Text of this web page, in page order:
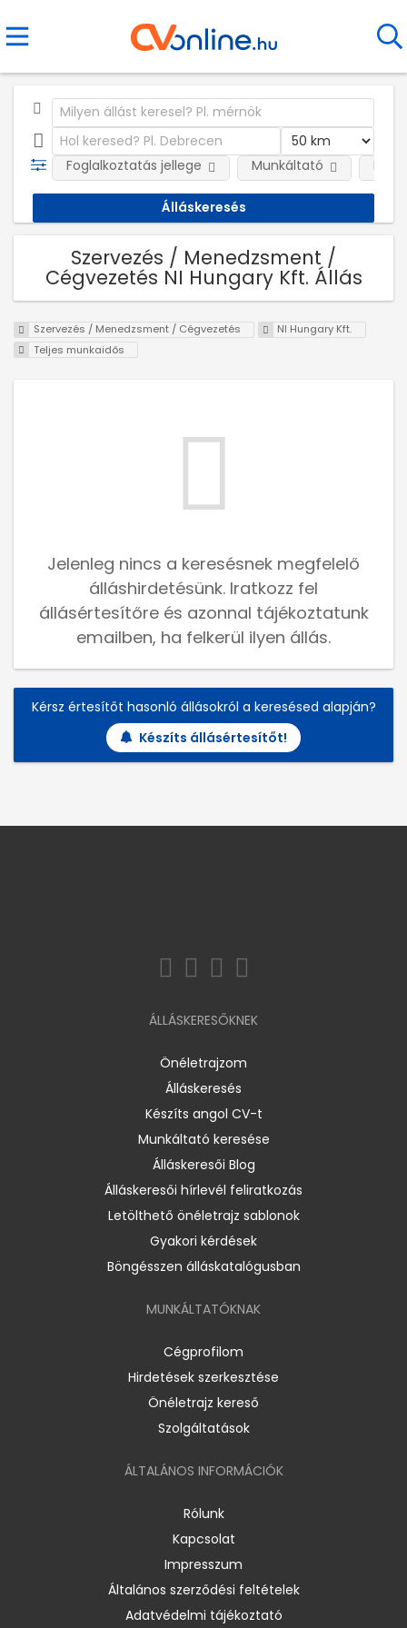
Foglalkoztatás jellege Munkáltató
Szervezés / Menedzsment /
Cégvezetés NI Hungary Kft. Állás
Szervezés / Menedzsment / Cégvezetés
NI Hungary Kft.
Teljes munkaidős
Jelenleg nincs a keresésnek megfelelő
álláshirdetésünk. Iratkozz fel
állásértesítőre és azonnal tájékoztatunk
emailben, ha felkerül ilyen állás.
Kérsz értesítőt hasonló állásokról a keresésed alapján?
Készíts állásértesítőt!
ÁLLÁSKERESŐKNEK
Önéletrajzom
Álláskeresés
Készíts angol CV-t
Munkáltató keresése
Álláskeresői Blog
Álláskeresői hírlevél feliratkozás
Letölthető önéletrajz sablonok
Gyakori kérdések
Böngésszen álláskatalógusban
MUNKÁLTATÓKNAK
Cégprofilom
Hirdetések szerkesztése
Önéletrajz kereső
Szolgáltatások
ÁLTALÁNOS INFORMÁCIÓK
Rólunk
Kapcsolat
Impresszum
Általános szerződési feltételek
Adatvédelmi tájékoztató